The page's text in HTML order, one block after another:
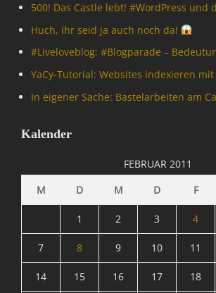
500! Das Castle lebt! #WordPress und
Huch, ihr seid ja auch noch da!
#Livelove­blog: #Blogparade –
YaCy-Tutorial: Websites indexieren mit
In eigener Sache: Bastelarbeiten am
Kalender
FEBRUAR 2011
M
D M D F
1 2 3 4
7 8 9 10 11
14 15 16 17 18